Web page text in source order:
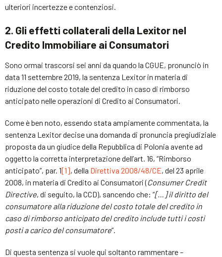
ulteriori incertezze e contenziosi.
2. Gli effetti collaterali della Lexitor nel
Credito Immobiliare ai Consumatori
Sono ormai trascorsi sei anni da quando la CGUE, pronunciò in
data 11 settembre 2019, la sentenza Lexitor in materia di
riduzione del costo totale del credito in caso di rimborso
anticipato nelle operazioni di Credito ai Consumatori.
Come è ben noto, essendo stata ampiamente commentata, la
sentenza Lexitor decise una domanda di pronuncia pregiudiziale
proposta da un giudice della Repubblica di Polonia avente ad
oggetto la corretta interpretazione dell’art. 16, “Rimborso
anticipato”, par. 1[1], della Direttiva 2008/48/CE, del 23 aprile
2008, in materia di Credito ai Consumatori (Consumer Credit
Directive, di seguito, la CCD), sancendo che: “[…] il diritto del
consumatore alla riduzione del costo totale del credito in
caso di rimborso anticipato del credito include tutti i costi
posti a carico del consumatore”.
Di questa sentenza si vuole qui soltanto rammentare –